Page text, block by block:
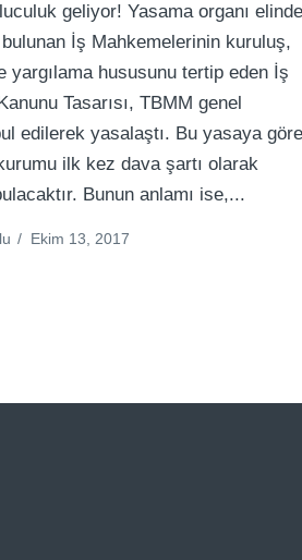
geliyor! Yasama organı
İş Mahkemelerinin kuruluş,
yargılama hususunu tertip eden İş
Tasarısı, TBMM genel
edilerek yasalaştı. Bu yasaya
ilk kez dava şartı olarak
Bunun anlamı ise,...
/ Ekim 13, 2017